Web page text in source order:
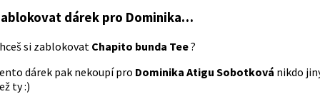
dárek pro Dominika…
si zablokovat Chapito bunda Tee?
dárek pak nekoupí pro Dominika Atigu Sobotková nikdo
ty :)